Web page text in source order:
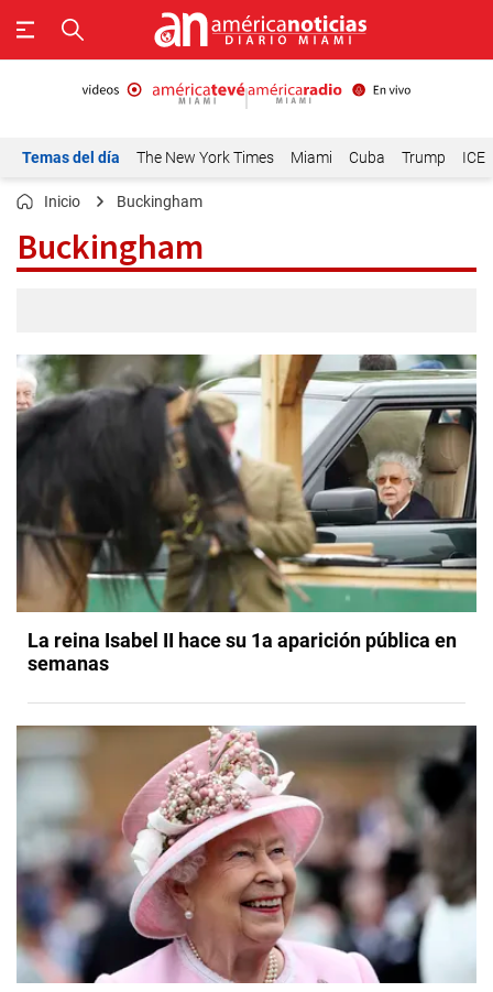
Temas del día The New York Times Miami Cuba Trump ICE
Inicio Buckingham
Buckingham
La reina Isabel II hace su 1a aparición pública en
semanas